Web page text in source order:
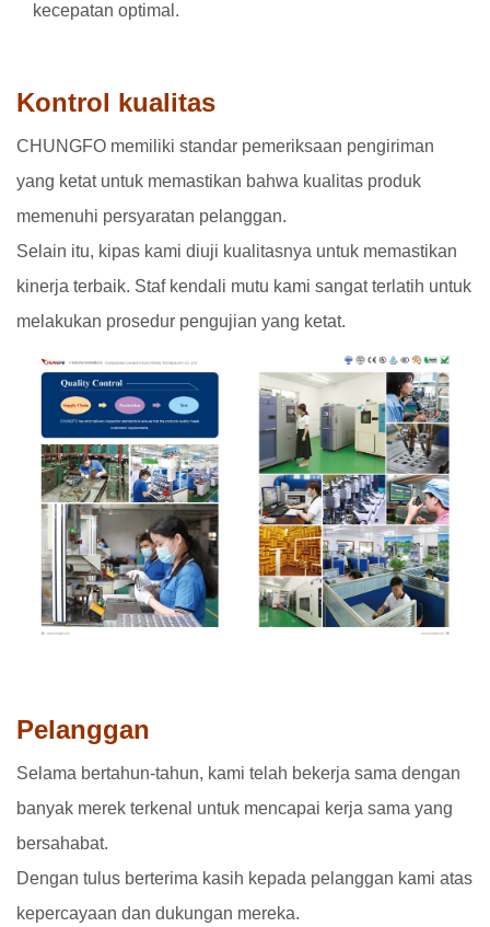
kecepatan optimal.
Kontrol kualitas
CHUNGFO memiliki standar pemeriksaan pengiriman
yang ketat untuk memastikan bahwa kualitas produk
memenuhi persyaratan pelanggan.
Selain itu, kipas kami diuji kualitasnya untuk memastikan
kinerja terbaik. Staf kendali mutu kami sangat terlatih untuk
melakukan prosedur pengujian yang ketat.
Pelanggan
Selama bertahun-tahun, kami telah bekerja sama dengan
banyak merek terkenal untuk mencapai kerja sama yang
bersahabat.
Dengan tulus berterima kasih kepada pelanggan kami atas
kepercayaan dan dukungan mereka.